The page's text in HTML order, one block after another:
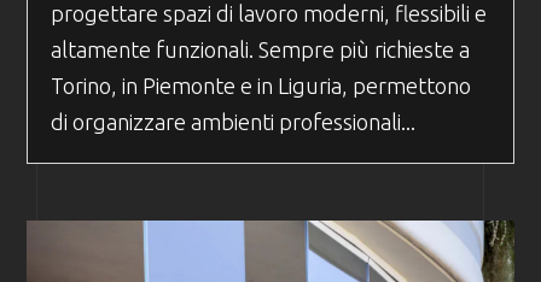
progettare spazi di lavoro moderni, flessibili e
altamente funzionali. Sempre più richieste a
Torino, in Piemonte e in Liguria, permettono
di organizzare ambienti professionali...